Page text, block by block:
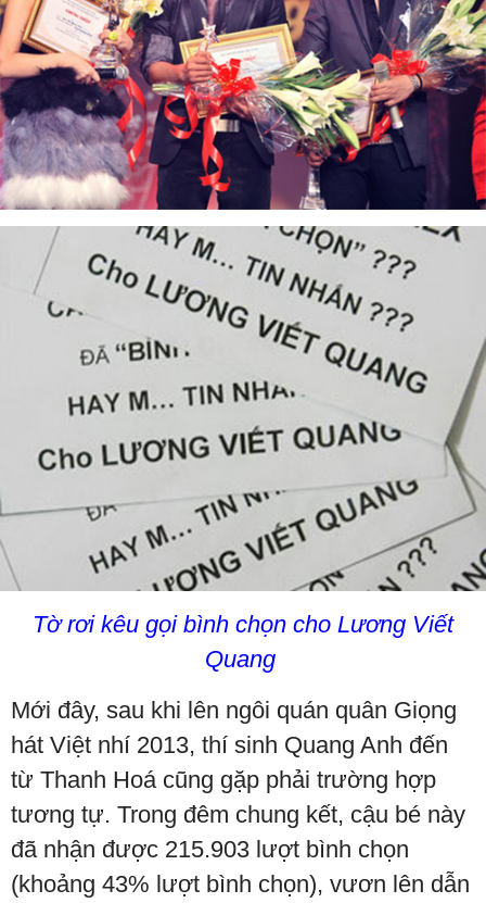
Tờ rơi kêu gọi bình chọn cho Lương Viết
Quang
Mới đây, sau khi lên ngôi quán quân Giọng
hát Việt nhí 2013, thí sinh Quang Anh đến
từ Thanh Hoá cũng gặp phải trường hợp
tương tự. Trong đêm chung kết, cậu bé này
đã nhận được 215.903 lượt bình chọn
(khoảng 43% lượt bình chọn), vươn lên dẫn